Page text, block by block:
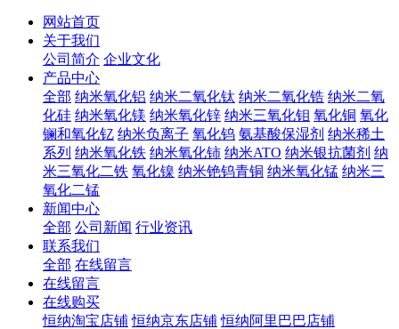
网站首页
关于我们
公司简介 企业文化
产品中心
全部 纳米氧化铝 纳米二氧化钛 纳米二氧化锆 纳米二氧
化硅 纳米氧化镁 纳米氧化锌 纳米三氧化钼 氧化铜 氧化
镧和氧化钇 纳米负离子 氧化钨 氨基酸保湿剂 纳米稀土
系列 纳米氧化铁 纳米氧化铈 纳米ATO 纳米银抗菌剂 纳
米三氧化二铁 氧化镍 纳米铯钨青铜 纳米氧化锰 纳米三
氧化二锰
新闻中心
全部 公司新闻 行业资讯
联系我们
全部 在线留言
在线留言
在线购买
恒纳淘宝店铺 恒纳京东店铺 恒纳阿里巴巴店铺